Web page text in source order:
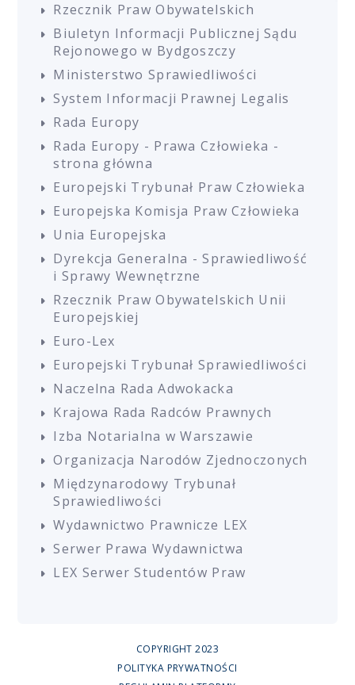
Rzecznik Praw Obywatelskich
Biuletyn Informacji Publicznej Sądu
Rejonowego w Bydgoszczy
Ministerstwo Sprawiedliwości
System Informacji Prawnej Legalis
Rada Europy
Rada Europy - Prawa Człowieka -
strona główna
Europejski Trybunał Praw Człowieka
Europejska Komisja Praw Człowieka
Unia Europejska
Dyrekcja Generalna - Sprawiedliwość
i Sprawy Wewnętrzne
Rzecznik Praw Obywatelskich Unii
Europejskiej
Euro-Lex
Europejski Trybunał Sprawiedliwości
Naczelna Rada Adwokacka
Krajowa Rada Radców Prawnych
Izba Notarialna w Warszawie
Organizacja Narodów Zjednoczonych
Międzynarodowy Trybunał
Sprawiedliwości
Wydawnictwo Prawnicze LEX
Serwer Prawa Wydawnictwa
LEX Serwer Studentów Praw
COPYRIGHT 2023
POLITYKA PRYWATNOŚCI